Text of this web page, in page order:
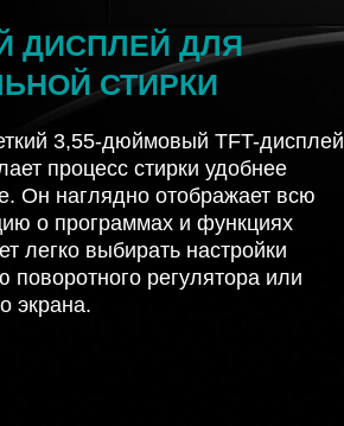
ДИСПЛЕЙ ДЛЯ
СТИРКИ
3,55-дюймовый TFT-дисплей
процесс стирки удобнее
Он наглядно отображает всю
о программах и функциях
легко выбирать настройки
регулятора или
экрана.